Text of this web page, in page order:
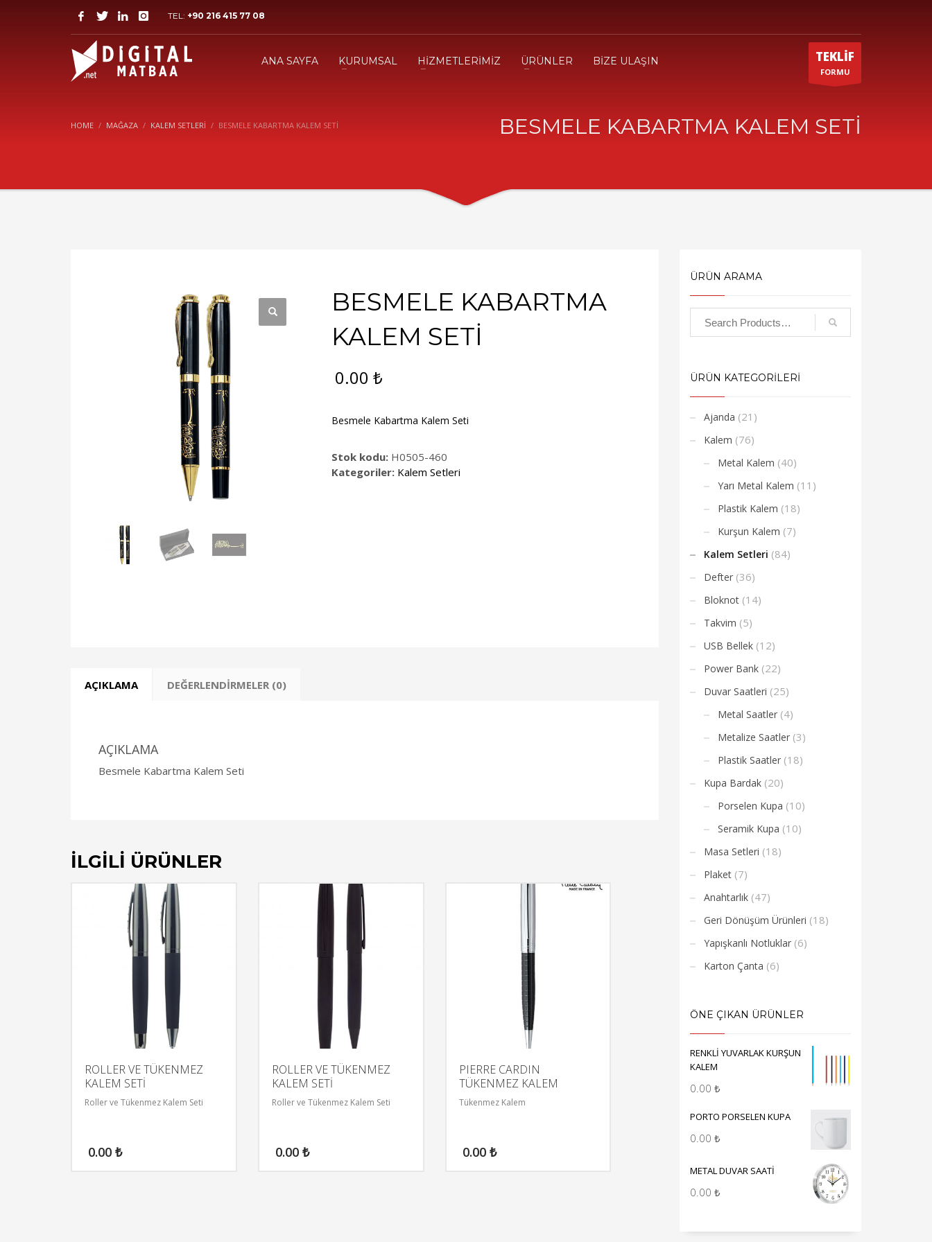
TEL: +90 216 415 77 08
ANA SAYFA KURUMSAL HİZMETLERİMİZ ÜRÜNLER BİZE ULAŞIN TEKLİF
FORMU
HOME MAĞAZA KALEM SETLERI BESMELE KABARTMA KALEM SETİ BESMELE KABARTMA KALEM SETİ
BESMELE KABARTMA
KALEM SETİ
0.00₺
Besmele Kabartma Kalem Seti
Stok kodu: H0505-460
Kategoriler: Kalem Setleri
AÇIKLAMA DEĞERLENDIRMELER (0)
AÇIKLAMA
Besmele Kabartma Kalem Seti
İLGILI ÜRÜNLER
ROLLER VE TÜKENMEZ
KALEM SETİ
Roller ve Tükenmez Kalem Seti
0.00 ₺
ROLLER VE TÜKENMEZ
KALEM SETİ
Roller ve Tükenmez Kalem Seti
0.00 ₺
PIERRE CARDIN
TÜKENMEZ KALEM
Tükenmez Kalem
0.00 ₺
ÜRÜN ARAMA
ÜRÜN KATEGORİLERİ
Ajanda (21)
Kalem (76)
Metal Kalem (40)
Yarı Metal Kalem (11)
Plastik Kalem (18)
Kurşun Kalem (7)
Kalem Setleri (84)
Defter (36)
Bloknot (14)
Takvim (5)
USB Bellek (12)
Power Bank (22)
Duvar Saatleri (25)
Metal Saatler (4)
Metalize Saatler (3)
Plastik Saatler (18)
Kupa Bardak (20)
Porselen Kupa (10)
Seramik Kupa (10)
Masa Setleri (18)
Plaket (7)
Anahtarlık (47)
Geri Dönüşüm Ürünleri (18)
Yapışkanlı Notluklar (6)
Karton Çanta (6)
ÖNE ÇIKAN ÜRÜNLER
RENKLİ YUVARLAK KURŞUN
KALEM
0.00 ₺
PORTO PORSELEN KUPA
0.00 ₺
METAL DUVAR SAATİ
0.00 ₺